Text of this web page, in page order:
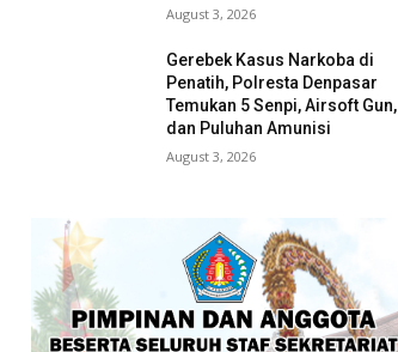
August 3, 2026
Gerebek Kasus Narkoba di
Penatih, Polresta Denpasar
Temukan 5 Senpi, Airsoft Gun,
dan Puluhan Amunisi
August 3, 2026